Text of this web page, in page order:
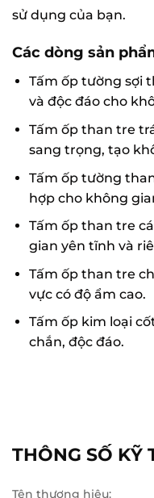
sử dụng của bạn.
Các dòng sản
Tấm ốp tường sợi
và độc đáo cho
Tấm ốp than tre
sang trọng, tạo
Tấm ốp tường
hợp cho không
Tấm ốp than tre
gian yên tĩnh và
Tấm ốp than tre
vực có độ ẩm cao.
Tấm ốp kim loại
chắn, độc đáo.
THÔNG SỐ KỸ
Tên thương hiệu: